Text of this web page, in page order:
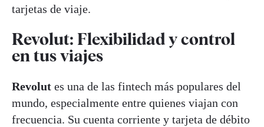
tarjetas de viaje.
Revolut: Flexibilidad y control
en tus viajes
Revolut es una de las fintech más populares del
mundo, especialmente entre quienes viajan con
frecuencia. Su cuenta corriente y tarjeta de débito